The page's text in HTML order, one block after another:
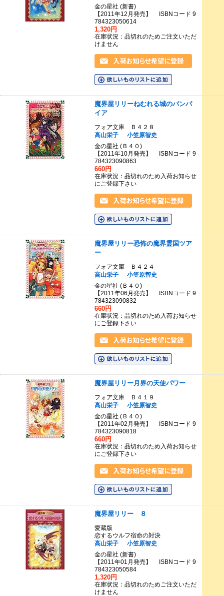
金の星社 (新書)
【2011年12月発売】 ISBNコード 9
784323050614
1,320円
在庫状況：品切れのためご注文いただ
けません
魔界屋リリーねむれる城のバンパ
イア
フォア文庫 Ｂ４２８
高山栄子
小笠原智史
金の星社 (Ｂ４０)
【2011年10月発売】 ISBNコード 9
784323090863
660円
在庫状況：品切れのため入荷お知らせ
にご登録下さい
魔界屋リリー恐怖の魔界霊国ツア
ー
フォア文庫 Ｂ４２４
高山栄子
小笠原智史
金の星社 (Ｂ４０)
【2011年06月発売】 ISBNコード 9
784323090832
660円
在庫状況：品切れのため入荷お知らせ
にご登録下さい
魔界屋リリー月界の天使パワー
フォア文庫 Ｂ４１９
高山栄子
小笠原智史
金の星社 (Ｂ４０)
【2011年02月発売】 ISBNコード 9
784323090818
660円
在庫状況：品切れのため入荷お知らせ
にご登録下さい
魔界屋リリー ８
愛蔵版
恋するウルフ宿命の対決
高山栄子
小笠原智史
金の星社 (新書)
【2011年01月発売】 ISBNコード 9
784323050584
1,320円
在庫状況：品切れのためご注文いただ
けません